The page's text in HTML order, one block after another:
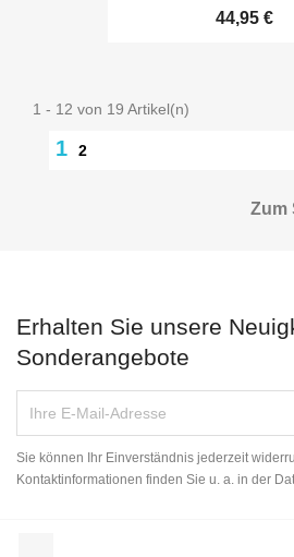
44,95 €
1 - 12 von 19 Artikel(n)
1 2
Zum
Erhalten Sie unsere
Sonderangebote
Sie können Ihr Einverständnis jederzeit
Kontaktinformationen finden Sie u. a. in der